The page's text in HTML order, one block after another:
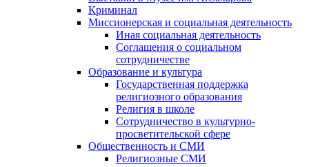
Криминал
Миссионерская и социальная деятельность
Иная социальная деятельность
Соглашения о социальном
сотрудничестве
Образование и культура
Государственная поддержка
религиозного образования
Религия в школе
Сотрудничество в культурно-
просветительской сфере
Общественность и СМИ
Религиозные СМИ